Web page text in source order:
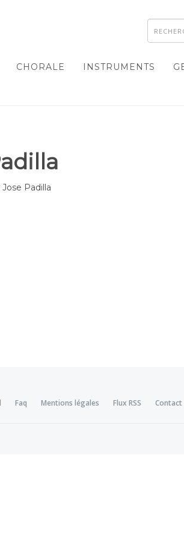
CHORALE INSTRUMENTS
Padilla
Faq Mentions légales Flux RSS Contact